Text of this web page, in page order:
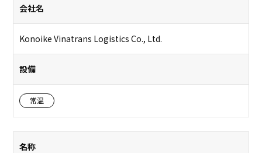
会社名
Konoike Vinatrans Logistics Co., Ltd.
設備
常温
名称